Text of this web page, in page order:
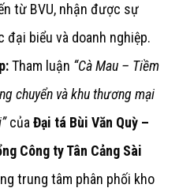
từ BVU, nhận được sự
biểu và doanh nghiệp.
Tham luận “Cà Mau – Tiềm
chuyển và khu thương mại
của Đại tá Bùi Văn Quỳ –
Công ty Tân Cảng Sài
trung tâm phân phối kho